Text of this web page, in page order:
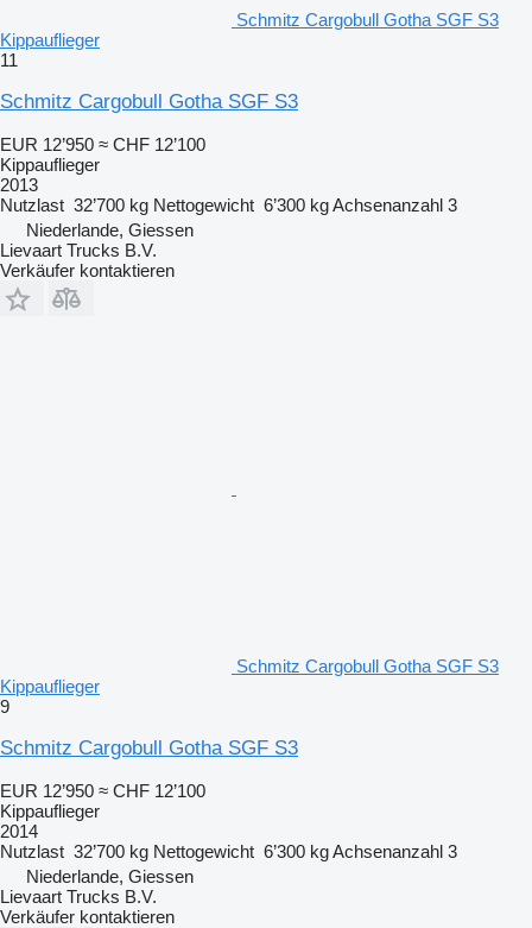
Schmitz Cargobull Gotha SGF S3
Kippauflieger
11
Schmitz Cargobull Gotha SGF S3
EUR 12’950 ≈ CHF 12’100
Kippauflieger
2013
Nutzlast 32’700 kg Nettogewicht 6’300 kgAchsenanzahl 3
Niederlande, Giessen
Lievaart Trucks B.V.
Verkäufer kontaktieren
Schmitz Cargobull Gotha SGF S3
Kippauflieger
9
Schmitz Cargobull Gotha SGF S3
EUR 12’950 ≈ CHF 12’100
Kippauflieger
2014
Nutzlast 32’700 kg Nettogewicht 6’300 kgAchsenanzahl 3
Niederlande, Giessen
Lievaart Trucks B.V.
Verkäufer kontaktieren